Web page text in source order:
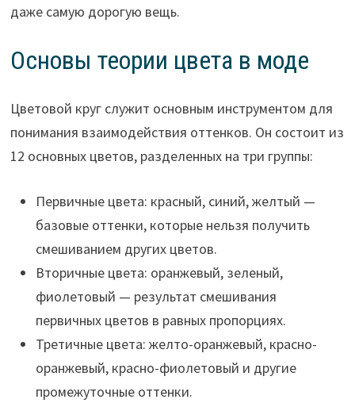
даже самую дорогую вещь.
Основы теории цвета в моде
Цветовой круг служит основным инструментом для
понимания взаимодействия оттенков. Он состоит из
12 основных цветов, разделенных на три группы:
Первичные цвета: красный, синий, желтый —
базовые оттенки, которые нельзя получить
смешиванием других цветов.
Вторичные цвета: оранжевый, зеленый,
фиолетовый — результат смешивания
первичных цветов в равных пропорциях.
Третичные цвета: желто-оранжевый, красно-
оранжевый, красно-фиолетовый и другие
промежуточные оттенки.